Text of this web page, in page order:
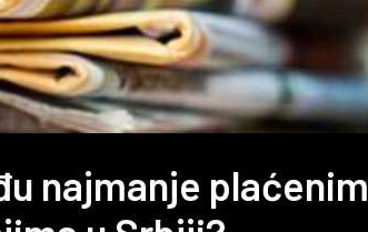
najmanje plaćenim